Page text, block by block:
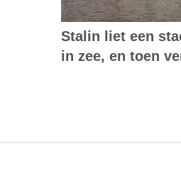
Stalin liet een
in zee, en toen